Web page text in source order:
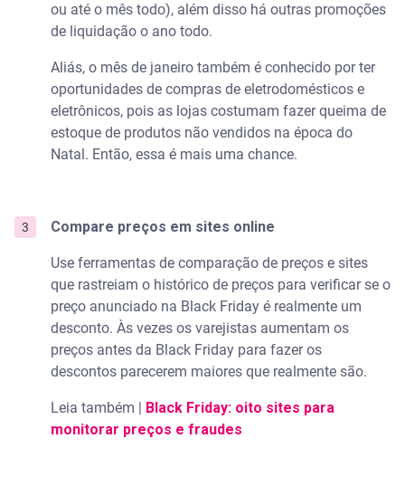
ou até o mês todo), além disso há outras promoções
de liquidação o ano todo.
Aliás, o mês de janeiro também é conhecido por ter
oportunidades de compras de eletrodomésticos e
eletrônicos, pois as lojas costumam fazer queima de
estoque de produtos não vendidos na época do
Natal. Então, essa é mais uma chance.
Compare preços em sites online
Use ferramentas de comparação de preços e sites
que rastreiam o histórico de preços para verificar se o
preço anunciado na Black Friday é realmente um
desconto. Às vezes os varejistas aumentam os
preços antes da Black Friday para fazer os
descontos parecerem maiores que realmente são.
Leia também |
Black Friday: oito sites para
monitorar preços e fraudes